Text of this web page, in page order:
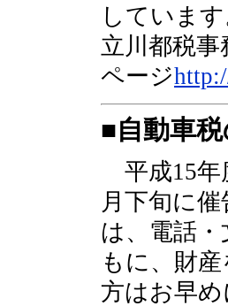
しています
立川都税
ページ
■自動車
平成15年
月下旬に
は、電話
もに、財
方はお早